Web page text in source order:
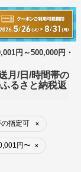
円～500,000円・
月/日/時間帯の
るさと納税返
指定可 ×
円〜 ×